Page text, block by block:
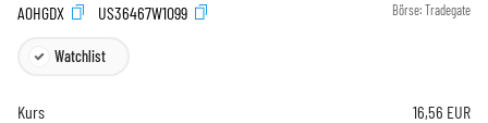
A0HGDX
US36467W1099 Börse: Tradegate
Watchlist
Kurs 16,56 EUR